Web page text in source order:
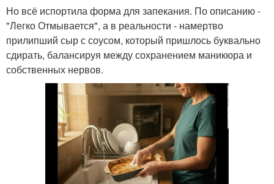
Но всё испортила форма для запекания. По описанию -
"Легко Отмывается", а в реальности - намертво
прилипший сыр с соусом, который пришлось буквально
сдирать, балансируя между сохранением маникюра и
собственных нервов.